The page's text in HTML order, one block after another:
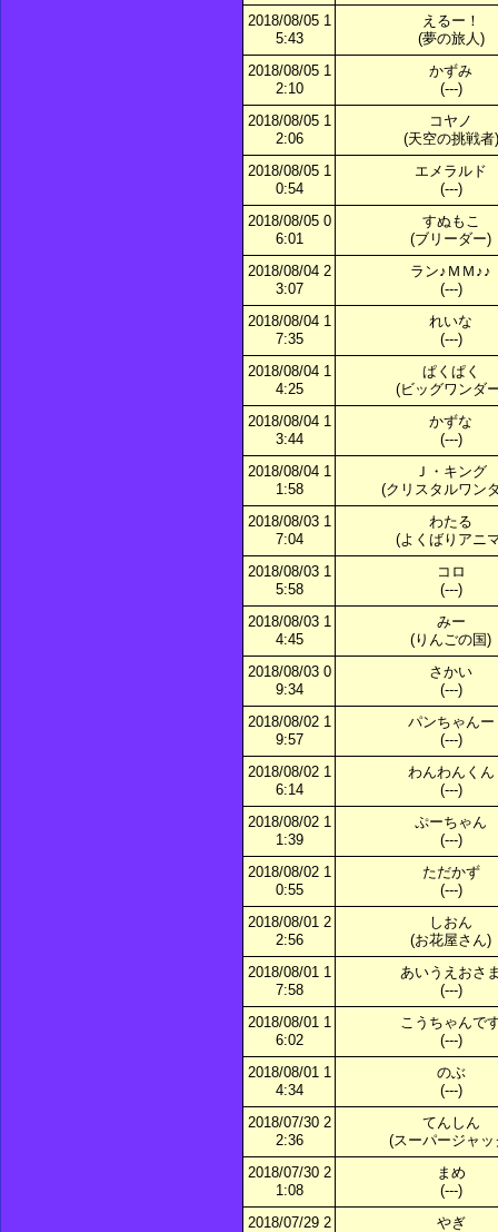
2018/08/05 1
5:43
えるー！
(夢の旅人)
2018/08/05 1
2:10
かずみ
(---)
2018/08/05 1
2:06
コヤノ
(天空の挑戦者)
2018/08/05 1
0:54
エメラルド
(---)
2018/08/05 0
6:01
すぬもこ
(ブリーダー)
2018/08/04 2
3:07
ラン♪ＭＭ♪♪
(---)
2018/08/04 1
7:35
れいな
(---)
2018/08/04 1
4:25
ぱくぱく
(ビッグワンダ
2018/08/04 1
3:44
かずな
(---)
2018/08/04 1
1:58
Ｊ・キング
(クリスタルワン
2018/08/03 1
7:04
わたる
(よくばりアニ
2018/08/03 1
5:58
コロ
(---)
2018/08/03 1
4:45
みー
(りんごの国)
2018/08/03 0
9:34
さかい
(---)
2018/08/02 1
9:57
パンちゃんー
(---)
2018/08/02 1
6:14
わんわんくん
(---)
2018/08/02 1
1:39
ぷーちゃん
(---)
2018/08/02 1
0:55
ただかず
(---)
2018/08/01 2
2:56
しおん
(お花屋さん)
2018/08/01 1
7:58
あいうえおさ
(---)
2018/08/01 1
6:02
こうちゃんで
(---)
2018/08/01 1
4:34
のぶ
(---)
2018/07/30 2
2:36
てんしん
(スーパージャッ
2018/07/30 2
1:08
まめ
(---)
2018/07/29 2
やぎ